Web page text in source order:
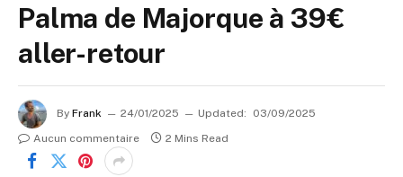
Palma de Majorque à 39€
aller-retour
By Frank 24/01/2025 Updated:
03/09/2025
Aucun commentaire
2 Mins Read